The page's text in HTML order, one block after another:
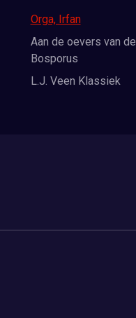
Orga, Irfan
Aan de oevers van de
Bosporus
L.J. Veen Klassiek